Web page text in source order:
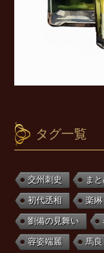
タグ一覧
交州刺史 ま
初代丞相 楽綝
劉備の見舞い
容姿端麗 馬良